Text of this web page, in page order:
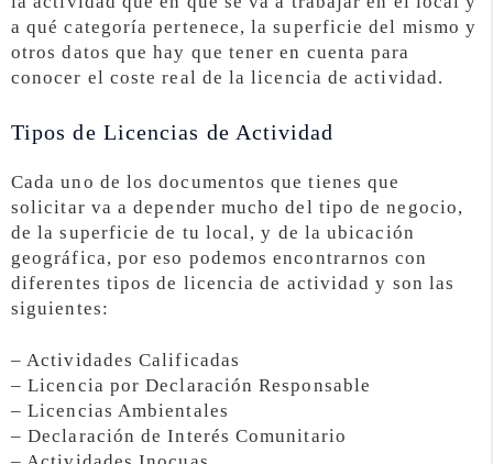
a qué categoría pertenece, la superficie del mismo y
otros datos que hay que tener en cuenta para
conocer el coste real de la licencia de actividad.
Tipos de Licencias de Actividad
Cada uno de los documentos que tienes que
solicitar va a depender mucho del tipo de negocio,
de la superficie de tu local, y de la ubicación
geográfica, por eso podemos encontrarnos con
diferentes tipos de licencia de actividad y son las
siguientes:
– Actividades Calificadas
– Licencia por Declaración Responsable
– Licencias Ambientales
– Declaración de Interés Comunitario